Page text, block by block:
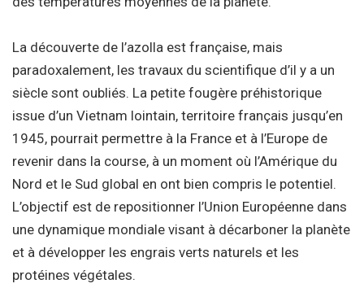
La découverte de l’azolla est française, mais
paradoxalement, les travaux du scientifique d’il y a un
siècle sont oubliés. La petite fougère préhistorique
issue d’un Vietnam lointain, territoire français jusqu’en
1945, pourrait permettre à la France et à l’Europe de
revenir dans la course, à un moment où l’Amérique du
Nord et le Sud global en ont bien compris le potentiel.
L’objectif est de repositionner l’Union Européenne dans
une dynamique mondiale visant à décarboner la planète
et à développer les engrais verts naturels et les
protéines végétales.